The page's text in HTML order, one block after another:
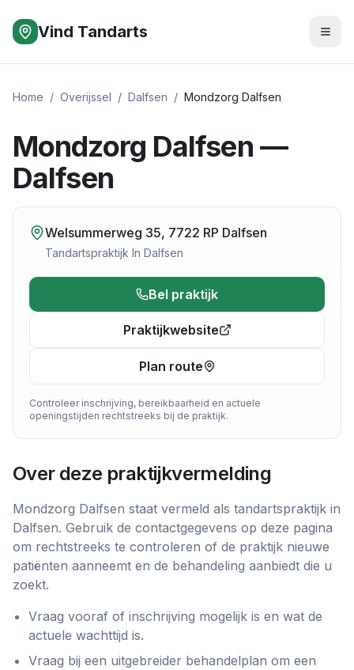
Vind Tandarts
Home / Overijssel / Dalfsen / Mondzorg Dalfsen
Mondzorg Dalfsen —
Dalfsen
Welsummerweg 35, 7722 RP Dalfsen
Tandartspraktijk In Dalfsen
Bel praktijk
Praktijkwebsite
Plan route
Controleer inschrijving, bereikbaarheid en actuele
openingstijden rechtstreeks bij de praktijk.
Over deze praktijkvermelding
Mondzorg Dalfsen staat vermeld als tandartspraktijk in
Dalfsen. Gebruik de contactgegevens op deze pagina
om rechtstreeks te controleren of de praktijk nieuwe
patiënten aanneemt en de behandeling aanbiedt die u
zoekt.
Vraag vooraf of inschrijving mogelijk is en wat de
actuele wachttijd is.
Vraag bij een uitgebreider behandelplan om een